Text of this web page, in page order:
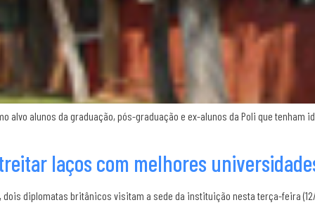
alvo alunos da graduação, pós-graduação e ex-alunos da Poli que
laços com melhores
diplomatas britânicos visitam a sede da instituição nesta terça-feira (12/